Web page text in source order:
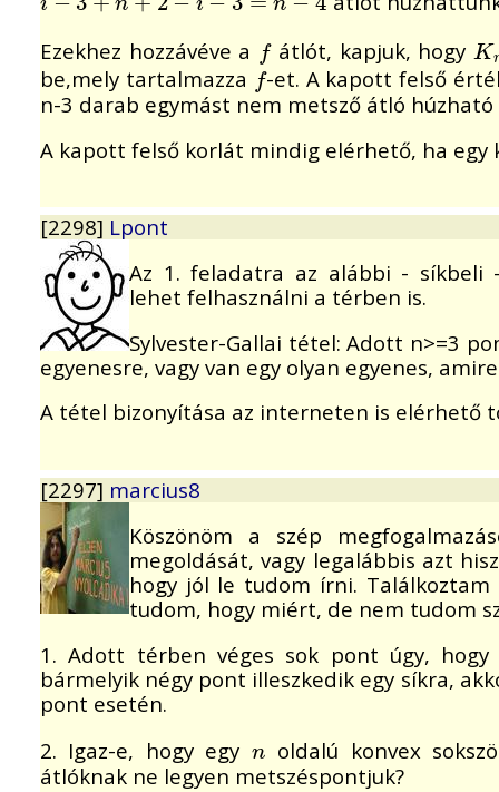
i n i n
Ezekhez hozzávéve a
f
fátlót, kapjuk, hogy K
K
be,mely tartalmazza f
f-et. A kapott felső
n-3 darab egymást nem metsző átló húzható
A kapott felső korlát mindig elérhető, ha egy
[2298] Lpont
Az 1. feladatra az alábbi - síkbeli
lehet felhasználni a térben is.
Sylvester-Gallai tétel: Adott n>=3
egyenesre, vagy van egy olyan egyenes,
A tétel bizonyítása az interneten is elérhető
[2297] marcius8
Köszönöm a szép
megoldását, vagy legalábbis azt
hogy jól le tudom írni.
tudom, hogy miért, de nem tudom
1. Adott térben véges sok pont úgy, hogy
bármelyik négy pont illeszkedik egy síkra,
pont esetén.
2. Igaz-e, hogy egy n
n oldalú konvex
átlóknak ne legyen metszéspontjuk?